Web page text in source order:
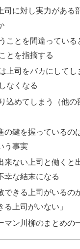
司に対し実力がある
ことを間違っている
とを指摘する
上司をバカにしてし
なくなる
込めてしまう（他の
の鍵を握っているの
う事実
来ない上司と働くと
幸な結末になる
できる上司がいるの
上司がいない」
マン川柳のまとめの